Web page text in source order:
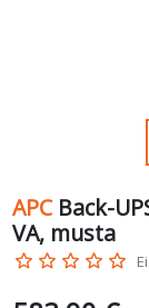
APC Back-
VA, musta
star_border star_border star_border star_border star_border